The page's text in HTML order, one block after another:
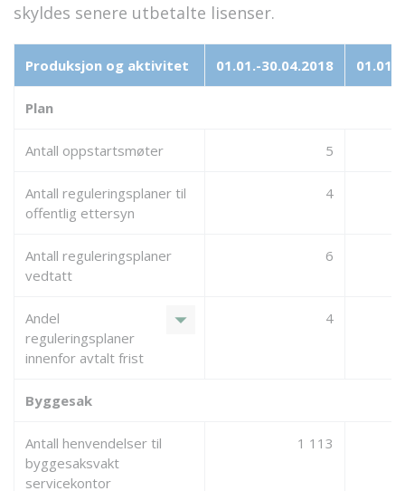
skyldes senere utbetalte lisenser.
Produksjon og aktivitet 01.01.-30.04.2018
Plan
Antall oppstartsmøter 5
Antall reguleringsplaner til
offentlig ettersyn
4
Antall reguleringsplaner
vedtatt
6
Andel
reguleringsplaner
innenfor avtalt frist
arrow_drop_down 4
Byggesak
Antall henvendelser til
byggesaksvakt
servicekontor
1 113